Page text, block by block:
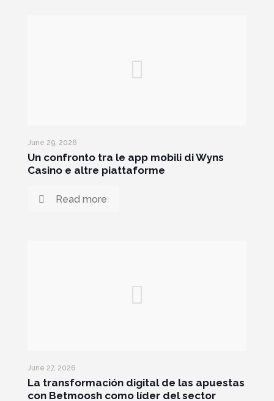
June 29, 2026
Un confronto tra le app mobili di Wyns
Casino e altre piattaforme
Read more
June 27, 2026
La transformación digital de las apuestas
con Betmoosh como líder del sector